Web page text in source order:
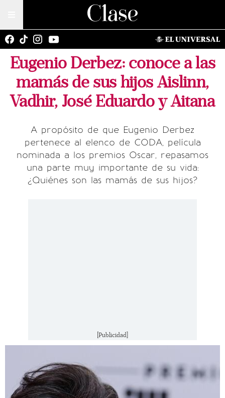
Eugenio Derbez: conoce a las
mamás de sus hijos Aislinn,
Vadhir, José Eduardo y Aitana
A propósito de que Eugenio Derbez
pertenece al elenco de CODA, película
nominada a los premios Oscar, repasamos
una parte muy importante de su vida:
¿Quiénes son las mamás de sus hijos?
[Publicidad]